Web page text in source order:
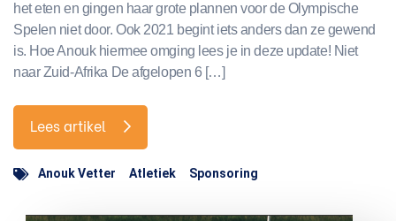
het eten en gingen haar grote plannen voor de Olympische
Spelen niet door. Ook 2021 begint iets anders dan ze gewend
is. Hoe Anouk hiermee omging lees je in deze update! Niet
naar Zuid-Afrika De afgelopen 6 […]
Lees artikel
Anouk Vetter Atletiek Sponsoring